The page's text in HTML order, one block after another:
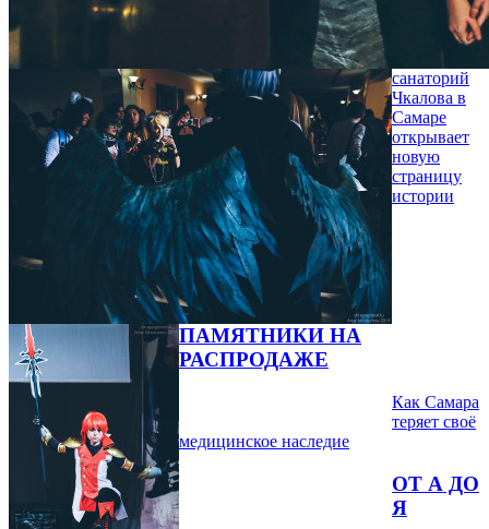
санаторий
Чкалова в
Самаре
открывает
новую
страницу
истории
ПАМЯТНИКИ НА
РАСПРОДАЖЕ
Как Самара
теряет своё
медицинское наследие
ОТ А ДО
Я